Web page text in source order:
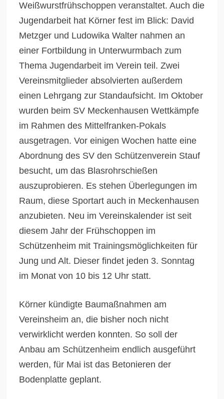
Weißwurstfrühschoppen veranstaltet. Auch die
Jugendarbeit hat Körner fest im Blick: David
Metzger und Ludowika Walter nahmen an
einer Fortbildung in Unterwurmbach zum
Thema Jugendarbeit im Verein teil. Zwei
Vereinsmitglieder absolvierten außerdem
einen Lehrgang zur Standaufsicht. Im Oktober
wurden beim SV Meckenhausen Wettkämpfe
im Rahmen des Mittelfranken-Pokals
ausgetragen. Vor einigen Wochen hatte eine
Abordnung des SV den Schützenverein Stauf
besucht, um das Blasrohrschießen
auszuprobieren. Es stehen Überlegungen im
Raum, diese Sportart auch in Meckenhausen
anzubieten. Neu im Vereinskalender ist seit
diesem Jahr der Frühschoppen im
Schützenheim mit Trainingsmöglichkeiten für
Jung und Alt. Dieser findet jeden 3. Sonntag
im Monat von 10 bis 12 Uhr statt.
Körner kündigte Baumaßnahmen am
Vereinsheim an, die bisher noch nicht
verwirklicht werden konnten. So soll der
Anbau am Schützenheim endlich ausgeführt
werden, für Mai ist das Betonieren der
Bodenplatte geplant.